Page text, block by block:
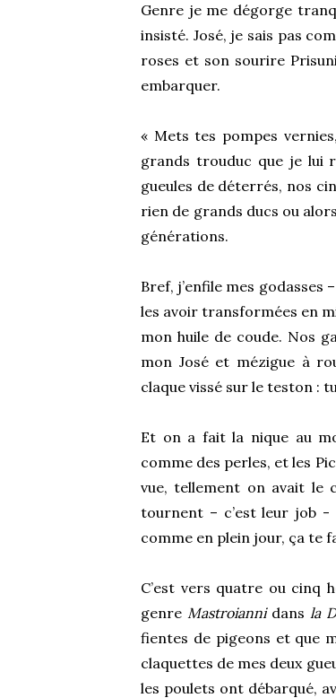
Genre je me dégorge
insisté. José, je sais pas
roses et son sourire
embarquer.
« Mets tes pompes
grands trouduc que je lui
gueules de déterrés, nos
rien de grands ducs ou
générations.
Bref, j’enfile mes
les avoir transformées en
mon huile de coude. Nos
mon José et mézigue à
claque vissé sur le teston :
Et on a fait la nique au
comme des perles, et les
vue, tellement on avait le
tournent – c’est leur job
comme en plein jour, ça te
C’est vers quatre ou cinq
genre Mastroiannidans la
fientes de pigeons et que
claquettes de mes deux
les poulets ont débarqué,